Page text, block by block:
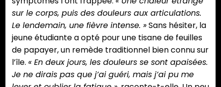
sur le corps, puis des douleurs aux articulations.
Le lendemain, une fièvre intense. »Sans hésiter, la
jeune étudiante a opté pour une tisane de feuilles
de papayer, un remède traditionnel bien connu sur
l’île. « En deux jours, les douleurs se sont apaisées.
Je ne dirais pas que j’ai guéri, mais j’ai pu me